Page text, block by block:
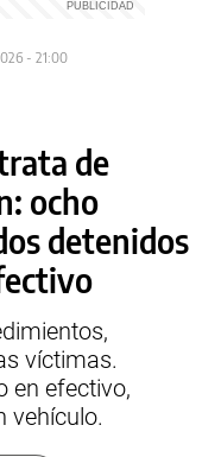
- 21:00
de
ocho
detenidos
víctimas.
en efectivo,
vehículo.